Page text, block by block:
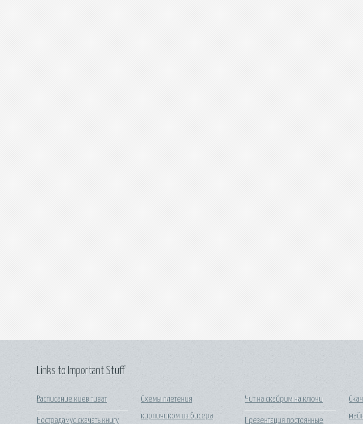
Links to Important Stuff
Расписание киев тиват
Нострадамус скачать книгу
Схемы плетения
кирпичиком из бисера
Чит на скайрим на ключи
Презентация постоянные